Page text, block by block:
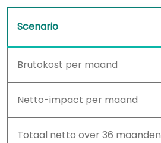
Scenario
Brutokost per maand
Netto-impact per maand
Totaal netto over 36 maanden